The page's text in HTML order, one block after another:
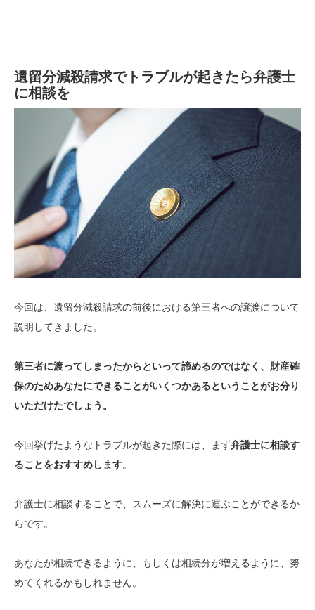
遺留分減殺請求でトラブルが起きたら弁護士
に相談を
今回は、遺留分減殺請求の前後における第三者への譲渡について
説明してきました。
第三者に渡ってしまったからといって諦めるのではなく、財産確
保のためあなたにできることがいくつかあるということがお分り
いただけたでしょう。
今回挙げたようなトラブルが起きた際には、まず弁護士に相談す
ることをおすすめします。
弁護士に相談することで、スムーズに解決に運ぶことができるか
らです。
あなたが相続できるように、もしくは相続分が増えるように、努
めてくれるかもしれません。